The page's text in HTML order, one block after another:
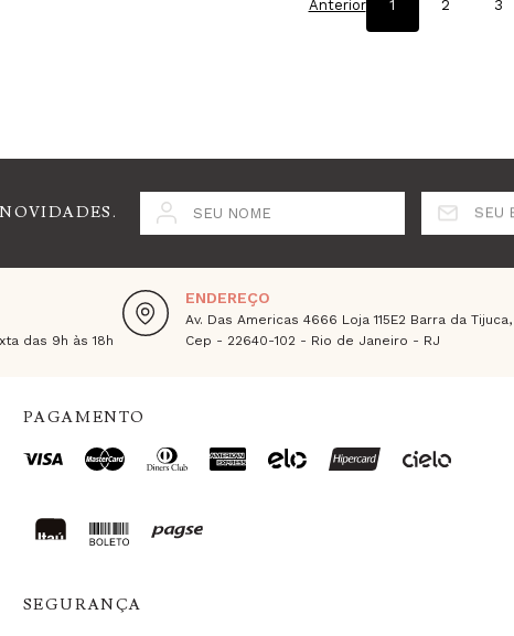
Anterior 1 2 3
SEU NOME SEU
das 9h às 18h
ENDEREÇO
Av. Das Americas 4666 Loja 115E2 Barra da Tijuca,
Cep - 22640-102 - Rio de Janeiro - RJ
PAGAMENTO
SEGURANÇA